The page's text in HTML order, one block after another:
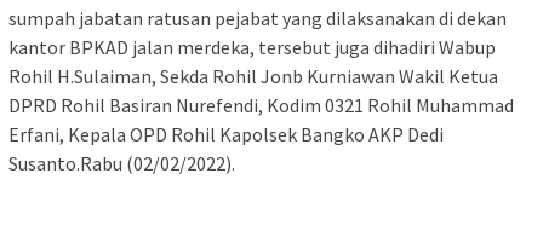
sumpah jabatan ratusan pejabat yang dilaksanakan di dekan
kantor BPKAD jalan merdeka, tersebut juga dihadiri Wabup
Rohil H.Sulaiman, Sekda Rohil Jonb Kurniawan Wakil Ketua
DPRD Rohil Basiran Nurefendi, Kodim 0321 Rohil Muhammad
Erfani, Kepala OPD Rohil Kapolsek Bangko AKP Dedi
Susanto.Rabu (02/02/2022).